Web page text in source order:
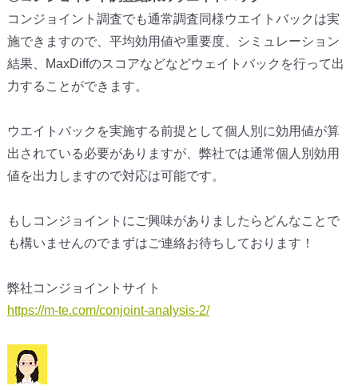
コンジョイント調査でも通常調査同様ウエイトバックは実
施できますので、平均効用値や重要度、シミュレーション
結果、MaxDiffのスコアなどなどウェイトバックを行って出
力することができます。
ウエイトバックを実施する前提として個人別に効用値が算
出されている必要がありますが、弊社では通常個人別効用
値を出力しますので対応は可能です。
もしコンジョイントにご興味がありましたらどんなことで
も構いませんのでまずはご連絡お待ちしております！
弊社コンジョイントサイト
https://m-te.com/conjoint-analysis-2/